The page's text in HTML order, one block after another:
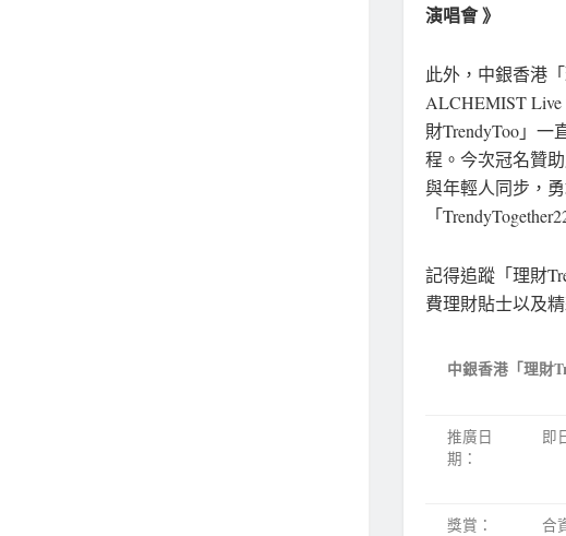
演唱會 》
此外，中銀香港
ALCHEMIST
財TrendyToo」
程。今次冠名贊
與年輕人同步，
「
記得追蹤「理財
費理財貼士以及
中銀香港「理財
推廣日
期：
即
獎賞： 合